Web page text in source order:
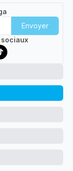
Envoyer